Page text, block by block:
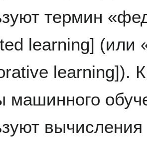
термин
learning] (или
learning]).
машинного